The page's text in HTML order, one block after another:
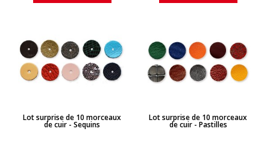
APERÇU RAPIDE
Lot surprise de 10 morceaux
de cuir - Sequins
APERÇU RAPIDE
Lot surprise de 10 morceaux
de cuir - Pastilles